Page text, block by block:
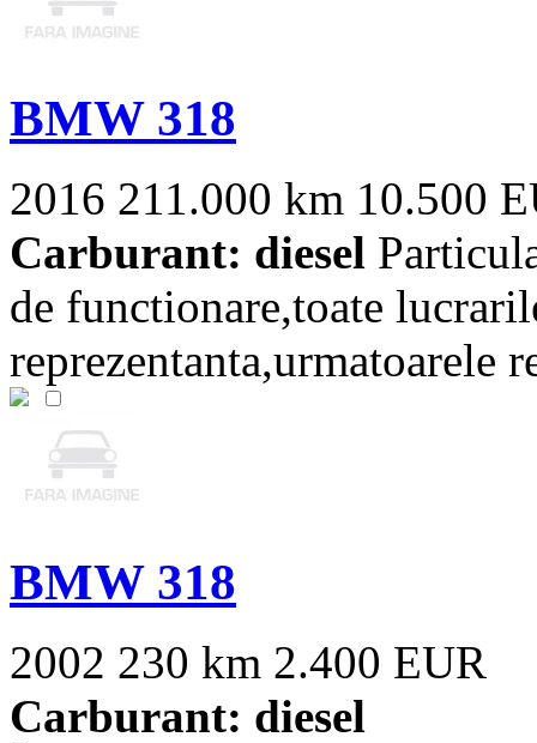
BMW 318
2016 211.000 km 10.500
Carburant: diesel
de functionare,toate
reprezentanta,urmatoarele
BMW 318
2002 230 km 2.400 EUR
Carburant: diesel